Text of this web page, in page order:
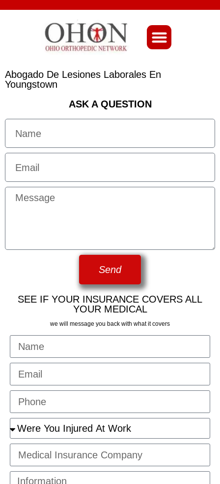
Abogado De Lesiones Laborales En
Youngstown
ASK A QUESTION
Send
SEE IF YOUR INSURANCE COVERS ALL
YOUR MEDICAL
we will message you back with what it covers